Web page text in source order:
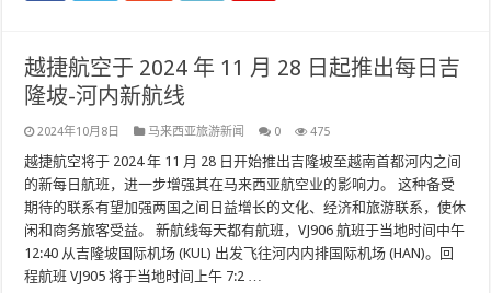
越捷航空于 2024 年 11 月 28 日起推出每日吉
隆坡-河内新航线
2024年10月8日 马来西亚旅游新闻 0 475
越捷航空将于 2024 年 11 月 28 日开始推出吉隆坡至越南首都河内之间
的新每日航班，进一步增强其在马来西亚航空业的影响力。 这种备受
期待的联系有望加强两国之间日益增长的文化、经济和旅游联系，使休
闲和商务旅客受益。 新航线每天都有航班，VJ906 航班于当地时间中午
12:40 从吉隆坡国际机场 (KUL) 出发飞往河内内排国际机场 (HAN)。回
程航班 VJ905 将于当地时间上午 7:2 …